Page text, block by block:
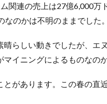
関連の売上は27億6,000万
のかは不明のままでした。
らしい動きでしたが、エ
イニングによるものなの
とがあります。この春の直